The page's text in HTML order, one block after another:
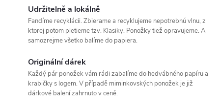
Udržitelně a lokálně
Fandíme recyklácii. Zbierame a recyklujeme nepotrebnú vlnu, z
ktorej potom pletieme tzv. Klasiky. Ponožky tiež opravujeme. A
samozrejme všetko balíme do papiera.
Originální dárek
Každý pár ponožek vám rádi zabalíme do hedvábného papíru a
krabičky s logem. V případě miminkovských ponožek je již
dárkové balení zahrnuto v ceně.